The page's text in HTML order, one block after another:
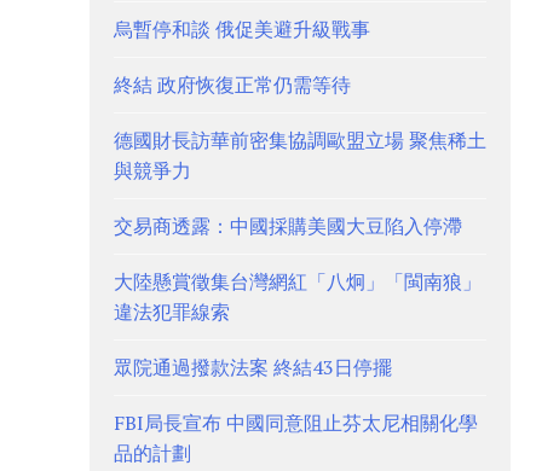
烏暫停和談 俄促美避升級戰事
終結 政府恢復正常仍需等待
德國財長訪華前密集協調歐盟立場 聚焦稀土
與競爭力
交易商透露：中國採購美國大豆陷入停滯
大陸懸賞徵集台灣網紅「八炯」「閩南狼」
違法犯罪線索
眾院通過撥款法案 終結43日停擺
FBI局長宣布 中國同意阻止芬太尼相關化學
品的計劃